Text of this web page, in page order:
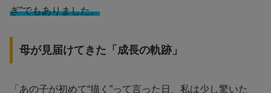
ぎ”でもありました。
母が見届けてきた「成長の軌跡」
「あの子が初めて“描く”って言った日、私は少し驚いた